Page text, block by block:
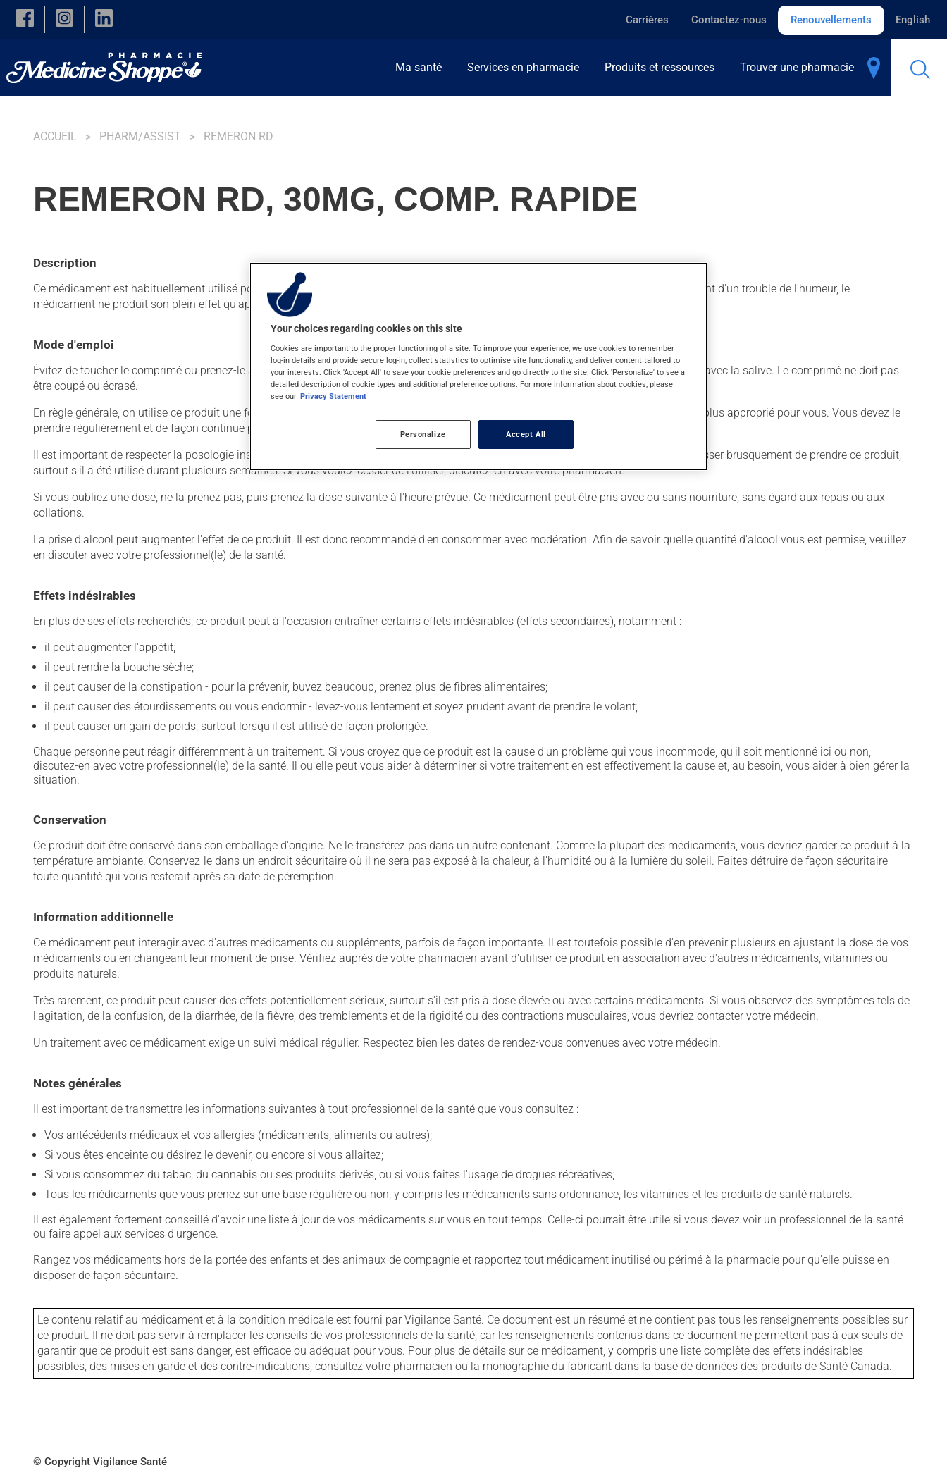
Skip to main content
Carrières Contactez-nous Renouvellements English
Ma santé Services en pharmacie Produits et ressources Trouver une pharmacie
ACCUEIL PHARM/ASSIST REMERON RD
REMERON RD, 30MG, COMP. RAPIDE
Description
Ce médicament est habituellement utilisé pour la dépression. On l'emploie aussi pour d'autres indications. Lorsqu'utilisé pour le traitement d'un trouble de l'humeur, le
médicament ne produit son plein effet qu'après quelques semaines.
Mode d'emploi
Évitez de toucher le comprimé ou prenez-le avec des mains sèches. Placez le comprimé sur la langue et laissez-le fondre, puis avalez-le avec la salive. Le comprimé ne doit pas
être coupé ou écrasé.
En règle générale, on utilise ce produit une fois par jour. Il est possible que votre pharmacien vous ait indiqué un horaire différent qui est plus approprié pour vous. Vous devez le
prendre régulièrement et de façon continue pour maintenir ses effets bénéfiques.
Il est important de respecter la posologie inscrite sur l'étiquette. N'en utilisez pas plus, ni plus souvent qu'indiqué. Il est déconseillé de cesser brusquement de prendre ce produit,
surtout s'il a été utilisé durant plusieurs semaines. Si vous voulez cesser de l'utiliser, discutez-en avec votre pharmacien.
Si vous oubliez une dose, ne la prenez pas, puis prenez la dose suivante à l'heure prévue. Ce médicament peut être pris avec ou sans nourriture, sans égard aux repas ou aux
collations.
La prise d'alcool peut augmenter l'effet de ce produit. Il est donc recommandé d'en consommer avec modération. Afin de savoir quelle quantité d'alcool vous est permise, veuillez
en discuter avec votre professionnel(le) de la santé.
Effets indésirables
En plus de ses effets recherchés, ce produit peut à l'occasion entraîner certains effets indésirables (effets secondaires), notamment :
il peut augmenter l'appétit;
il peut rendre la bouche sèche;
il peut causer de la constipation - pour la prévenir, buvez beaucoup, prenez plus de fibres alimentaires;
il peut causer des étourdissements ou vous endormir - levez-vous lentement et soyez prudent avant de prendre le volant;
il peut causer un gain de poids, surtout lorsqu'il est utilisé de façon prolongée.
Chaque personne peut réagir différemment à un traitement. Si vous croyez que ce produit est la cause d'un problème qui vous incommode, qu'il soit mentionné ici ou non,
discutez-en avec votre professionnel(le) de la santé. Il ou elle peut vous aider à déterminer si votre traitement en est effectivement la cause et, au besoin, vous aider à bien gérer la
situation.
Conservation
Ce produit doit être conservé dans son emballage d'origine. Ne le transférez pas dans un autre contenant. Comme la plupart des médicaments, vous devriez garder ce produit à la
température ambiante. Conservez-le dans un endroit sécuritaire où il ne sera pas exposé à la chaleur, à l'humidité ou à la lumière du soleil. Faites détruire de façon sécuritaire
toute quantité qui vous resterait après sa date de péremption.
Information additionnelle
Ce médicament peut interagir avec d'autres médicaments ou suppléments, parfois de façon importante. Il est toutefois possible d'en prévenir plusieurs en ajustant la dose de vos
médicaments ou en changeant leur moment de prise. Vérifiez auprès de votre pharmacien avant d'utiliser ce produit en association avec d'autres médicaments, vitamines ou
produits naturels.
Très rarement, ce produit peut causer des effets potentiellement sérieux, surtout s'il est pris à dose élevée ou avec certains médicaments. Si vous observez des symptômes tels de
l'agitation, de la confusion, de la diarrhée, de la fièvre, des tremblements et de la rigidité ou des contractions musculaires, vous devriez contacter votre médecin.
Un traitement avec ce médicament exige un suivi médical régulier. Respectez bien les dates de rendez-vous convenues avec votre médecin.
Notes générales
Il est important de transmettre les informations suivantes à tout professionnel de la santé que vous consultez :
Vos antécédents médicaux et vos allergies (médicaments, aliments ou autres);
Si vous êtes enceinte ou désirez le devenir, ou encore si vous allaitez;
Si vous consommez du tabac, du cannabis ou ses produits dérivés, ou si vous faites l'usage de drogues récréatives;
Tous les médicaments que vous prenez sur une base régulière ou non, y compris les médicaments sans ordonnance, les vitamines et les produits de santé naturels.
Il est également fortement conseillé d'avoir une liste à jour de vos médicaments sur vous en tout temps. Celle-ci pourrait être utile si vous devez voir un professionnel de la santé
ou faire appel aux services d'urgence.
Rangez vos médicaments hors de la portée des enfants et des animaux de compagnie et rapportez tout médicament inutilisé ou périmé à la pharmacie pour qu'elle puisse en
disposer de façon sécuritaire.
Le contenu relatif au médicament et à la condition médicale est fourni par Vigilance Santé. Ce document est un résumé et ne contient pas tous les renseignements possibles sur
ce produit. Il ne doit pas servir à remplacer les conseils de vos professionnels de la santé, car les renseignements contenus dans ce document ne permettent pas à eux seuls de
garantir que ce produit est sans danger, est efficace ou adéquat pour vous. Pour plus de détails sur ce médicament, y compris une liste complète des effets indésirables
possibles, des mises en garde et des contre-indications, consultez votre pharmacien ou la monographie du fabricant dans la base de données des produits de Santé Canada.
© Copyright Vigilance Santé
Your choices regarding cookies on this site
Cookies are important to the proper functioning of a site. To improve your experience, we use cookies to remember
log-in details and provide secure log-in, collect statistics to optimise site functionality, and deliver content tailored to
your interests. Click 'Accept All' to save your cookie preferences and go directly to the site. Click 'Personalize' to see a
detailed description of cookie types and additional preference options. For more information about cookies, please
see our Privacy Statement
Personalize Accept All